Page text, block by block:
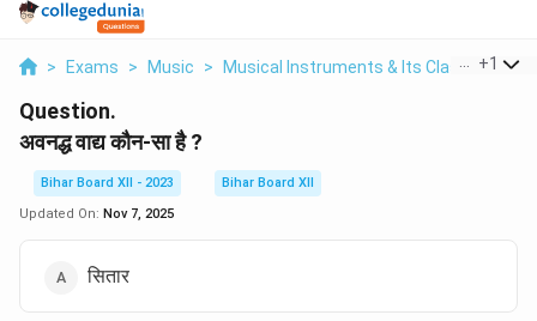
> Exams > Music > Musical Instruments & Its Classification
+1
Question.
अवनद्ध वाद्य कौन-सा है ?
Bihar Board XII - 2023
Bihar Board XII
Updated On: Nov 7, 2025
सितार